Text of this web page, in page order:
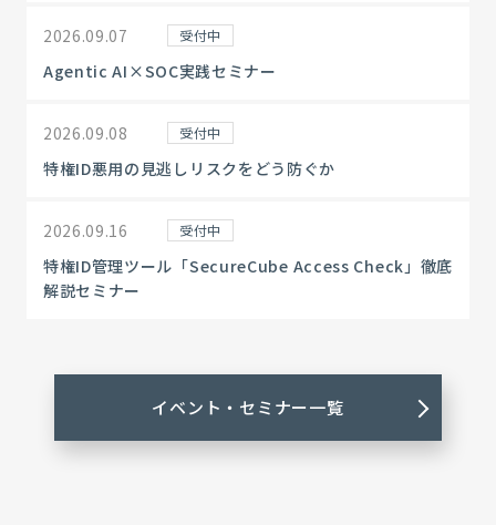
2026.09.07 受付中
Agentic AI×SOC実践セミナー
2026.09.08 受付中
特権ID悪用の見逃しリスクをどう防ぐか
2026.09.16 受付中
特権ID管理ツール「SecureCube Access Check」徹底
解説セミナー
イベント・セミナー一覧